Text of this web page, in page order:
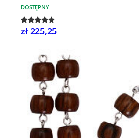
DOSTĘPNY
zł 225,25